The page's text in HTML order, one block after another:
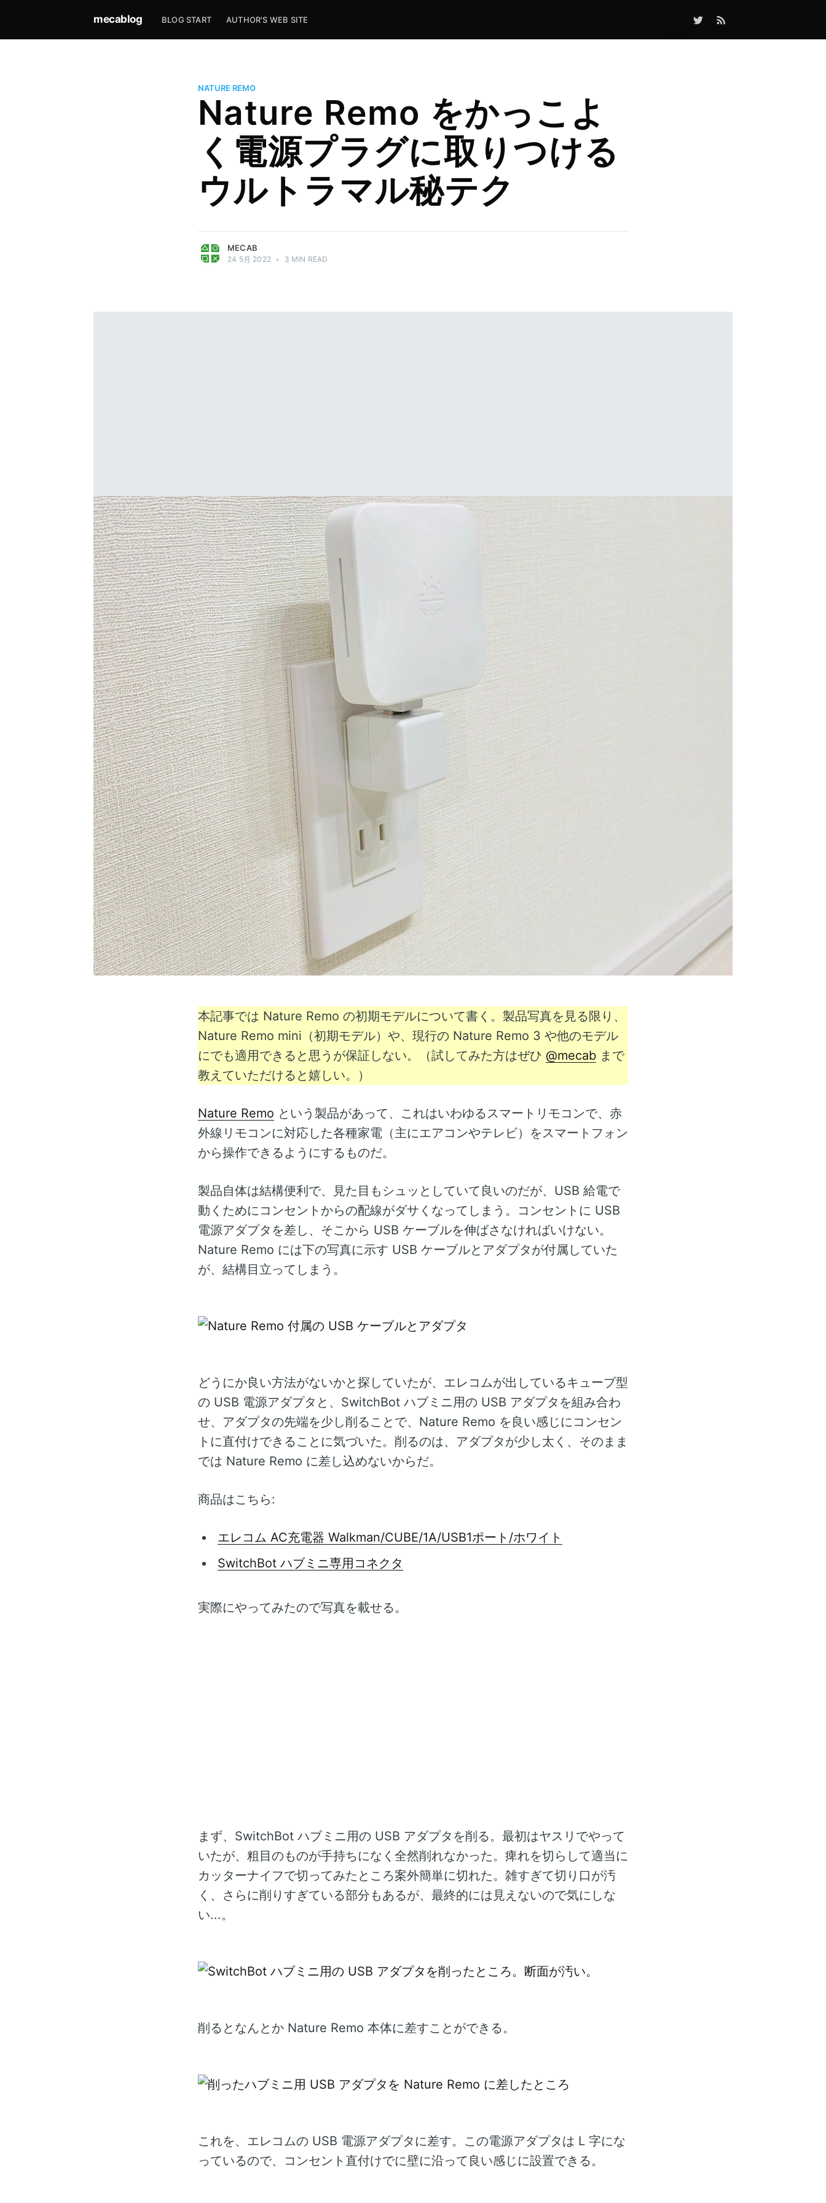
mecablog BLOG START AUTHOR'S WEB SITE
NATURE REMO
Nature Remo をかっこよ
く電源プラグに取りつける
ウルトラマル秘テク
MECAB
24 5月 2022 • 3 MIN READ
本記事では Nature Remo の初期モデルについて書く。製品写真を見る限り、
Nature Remo mini（初期モデル）や、現行の Nature Remo 3 や他のモデル
にでも適用できると思うが保証しない。（試してみた方はぜひ @mecab まで
教えていただけると嬉しい。）
Nature Remo という製品があって、これはいわゆるスマートリモコンで、赤
外線リモコンに対応した各種家電（主にエアコンやテレビ）をスマートフォン
から操作できるようにするものだ。
製品自体は結構便利で、見た目もシュッとしていて良いのだが、USB 給電で
動くためにコンセントからの配線がダサくなってしまう。コンセントに USB
電源アダプタを差し、そこから USB ケーブルを伸ばさなければいけない。
Nature Remo には下の写真に示す USB ケーブルとアダプタが付属していた
が、結構目立ってしまう。
どうにか良い方法がないかと探していたが、エレコムが出しているキューブ型
の USB 電源アダプタと、SwitchBot ハブミニ用の USB アダプタを組み合わ
せ、アダプタの先端を少し削ることで、Nature Remo を良い感じにコンセン
トに直付けできることに気づいた。削るのは、アダプタが少し太く、そのまま
では Nature Remo に差し込めないからだ。
商品はこちら:
エレコム AC充電器 Walkman/CUBE/1A/USB1ポート/ホワイト
SwitchBot ハブミニ専用コネクタ
実際にやってみたので写真を載せる。
まず、SwitchBot ハブミニ用の USB アダプタを削る。最初はヤスリでやって
いたが、粗目のものが手持ちになく全然削れなかった。痺れを切らして適当に
カッターナイフで切ってみたところ案外簡単に切れた。雑すぎて切り口が汚
く、さらに削りすぎている部分もあるが、最終的には見えないので気にしな
い...。
削るとなんとか Nature Remo 本体に差すことができる。
これを、エレコムの USB 電源アダプタに差す。この電源アダプタは L 字にな
っているので、コンセント直付けでに壁に沿って良い感じに設置できる。